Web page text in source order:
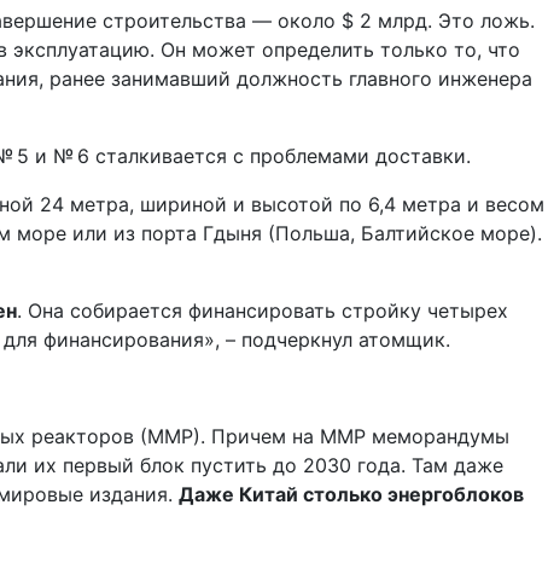
строительства — около $ 2 млрд. Это ложь.
Он может определить только то, что
ранее занимавший должность главного инженера
5 и № 6 сталкивается с проблемами доставки.
24 метра, шириной и высотой по 6,4 метра и весом
море или из порта Гдыня (Польша, Балтийское море).
. Она собирается финансировать стройку четырех
финансирования», – подчеркнул атомщик.
реакторов (ММР). Причем на ММР меморандумы
их первый блок пустить до 2030 года. Там даже
издания. Даже Китай столько энергоблоков